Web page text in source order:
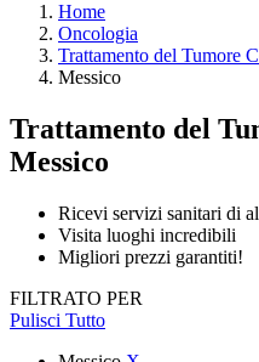
Home
Oncologia
Trattamento del Tumore
Messico
Trattamento del
Messico
Ricevi servizi sanitari di
Visita luoghi incredibili
Migliori prezzi garantiti!
FILTRATO PER
Pulisci Tutto